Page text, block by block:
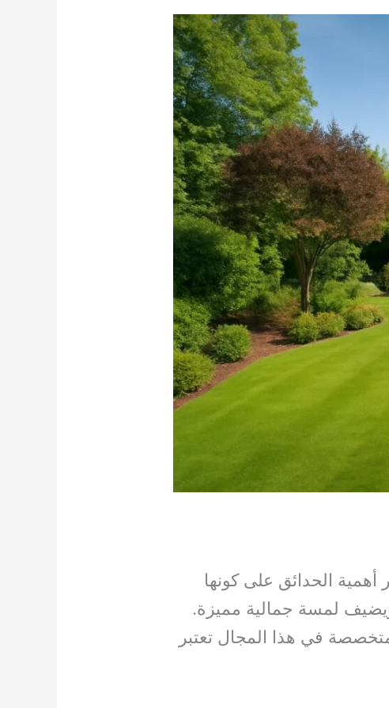
الحدائق على كونها
لمسة جمالية مميزة.
في هذا المجال تعتبر